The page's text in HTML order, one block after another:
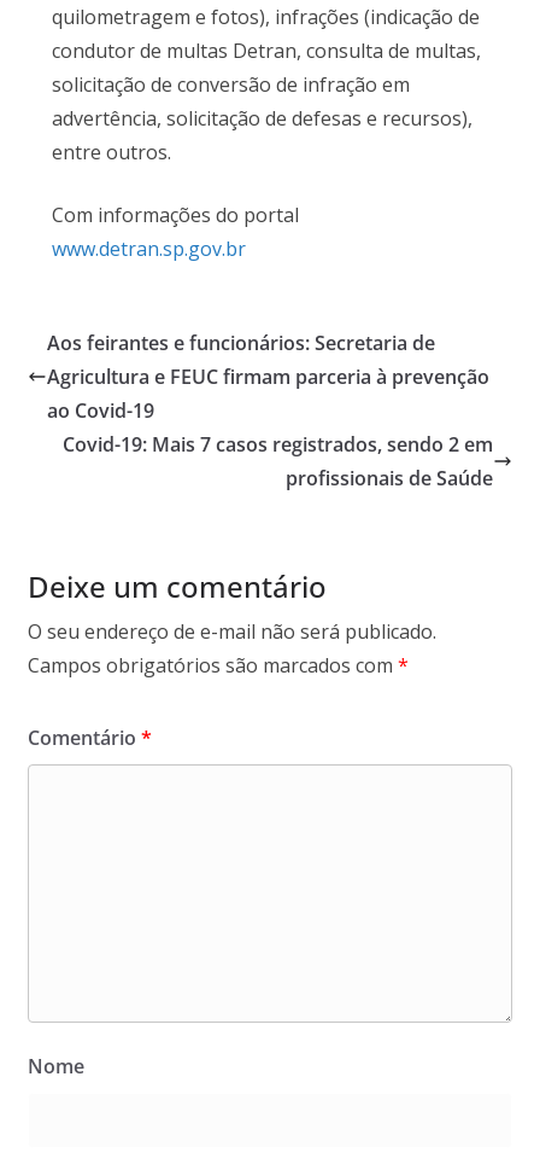
quilometragem e fotos), infrações (indicação de
condutor de multas Detran, consulta de multas,
solicitação de conversão de infração em
advertência, solicitação de defesas e recursos),
entre outros.
Com informações do portal
www.detran.sp.gov.br
Aos feirantes e funcionários: Secretaria de
Agricultura e FEUC firmam parceria à prevenção
ao Covid-19
Covid-19: Mais 7 casos registrados, sendo 2 em
profissionais de Saúde
Deixe um comentário
O seu endereço de e-mail não será publicado.
Campos obrigatórios são marcados com *
Comentário *
Nome